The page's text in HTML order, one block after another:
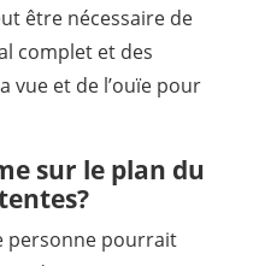
être nécessaire de
complet et des
vue et de l’ouïe pour
sur le plan du
personne pourrait